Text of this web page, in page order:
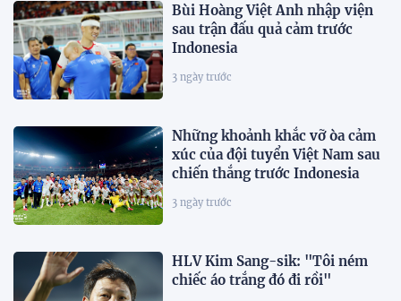
Bùi Hoàng Việt Anh nhập viện
sau trận đấu quả cảm trước
Indonesia
3 ngày trước
Những khoảnh khắc vỡ òa cảm
xúc của đội tuyển Việt Nam sau
chiến thắng trước Indonesia
3 ngày trước
HLV Kim Sang-sik: "Tôi ném
chiếc áo trắng đó đi rồi"